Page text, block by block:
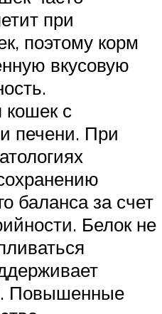
при
поэтому корм
вкусовую
с
печени. При
баланса за счет
Белок не
Повышенные